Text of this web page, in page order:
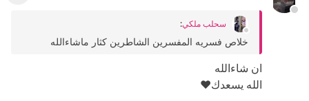
سحلب ملكي:
خلاص فسريه المفسرين الشاطرين كثار ماشاءالله
ان شاءالله
الله يسعدك❤